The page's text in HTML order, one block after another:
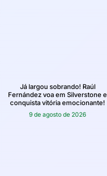
Já largou sobrando! Raúl
Fernández voa em Silverstone e
conquista vitória emocionante!
9 de agosto de 2026